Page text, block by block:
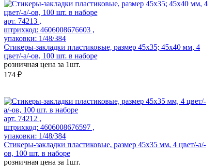
арт. 74213 ,
штрихкод: 4606008676603 ,
упаковки: 1/48/384
Стикеры-закладки пластиковые, размер 45х35; 45x40 мм, 4
цвет/-а/-ов, 100 шт. в наборе
розничная цена за 1шт.
174 ₽
арт. 74212 ,
штрихкод: 4606008676597 ,
упаковки: 1/48/384
Стикеры-закладки пластиковые, размер 45х35 мм, 4 цвет/-а/-
ов, 100 шт. в наборе
розничная цена за 1шт.